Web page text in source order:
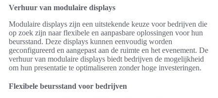
Verhuur van modulaire displays
Modulaire displays zijn een uitstekende keuze voor bedrijven die
op zoek zijn naar flexibele en aanpasbare oplossingen voor hun
beursstand. Deze displays kunnen eenvoudig worden
geconfigureerd en aangepast aan de ruimte en het evenement. De
verhuur van modulaire displays biedt bedrijven de mogelijkheid
om hun presentatie te optimaliseren zonder hoge investeringen.
Flexibele beursstand voor bedrijven